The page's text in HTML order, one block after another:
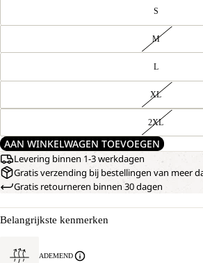
S
M
L
XL
2XL
AAN WINKELWAGEN TOEVOEGEN
Levering binnen 1-3 werkdagen
Gratis verzending bij bestellingen van meer
Gratis retourneren binnen 30 dagen
Belangrijkste kenmerken
ADEMEND